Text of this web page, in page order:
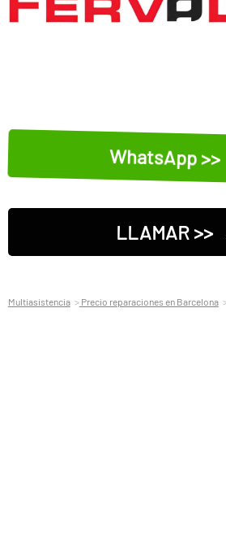
WhatsApp >>
LLAMAR >>
Multiasistencia Precio reparaciones en Barcelona